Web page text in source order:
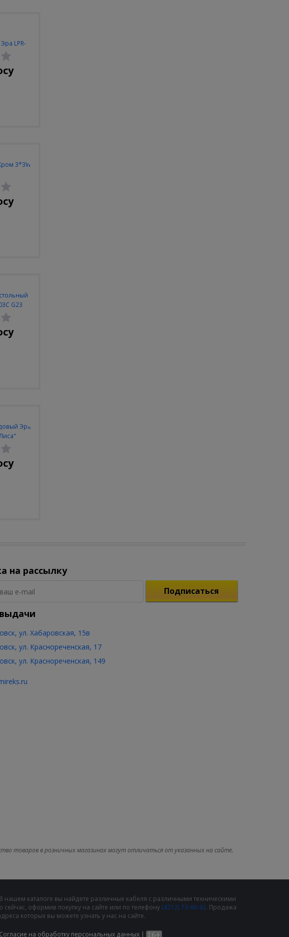
LPR-
3*3W
G23
Эра
на рассылку
Подписаться
ул. Хабаровская, 15в
ул. Краснореченская, 17
ул. Краснореченская, 149
товаров в розничных магазинах могут отличаться от указанных на сайте.
каталоге вы найдете различные кабеля с различными техническими
оформив покупку на сайте или по телефону (4212) 73-60-42. Продажа
которых вы можете узнать у нас на сайте.
Cогласие на обработку персональных данных |